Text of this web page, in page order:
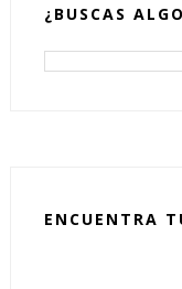
¿BUSCAS
ENCUENTRA